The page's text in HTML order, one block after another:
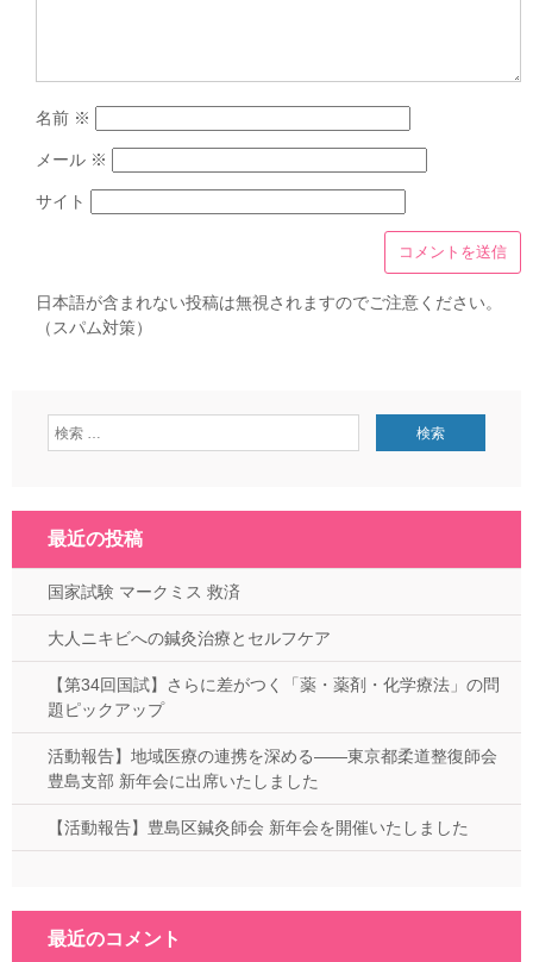
名前 ※
メール ※
サイト
日本語が含まれない投稿は無視されますのでご注意ください。
（スパム対策）
最近の投稿
国家試験 マークミス 救済
大人ニキビへの鍼灸治療とセルフケア
【第34回国試】さらに差がつく「薬・薬剤・化学療法」の問
題ピックアップ
活動報告】地域医療の連携を深める——東京都柔道整復師会
豊島支部 新年会に出席いたしました
【活動報告】豊島区鍼灸師会 新年会を開催いたしました
最近のコメント